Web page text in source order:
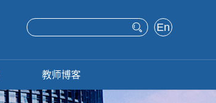
En
h
教师博客